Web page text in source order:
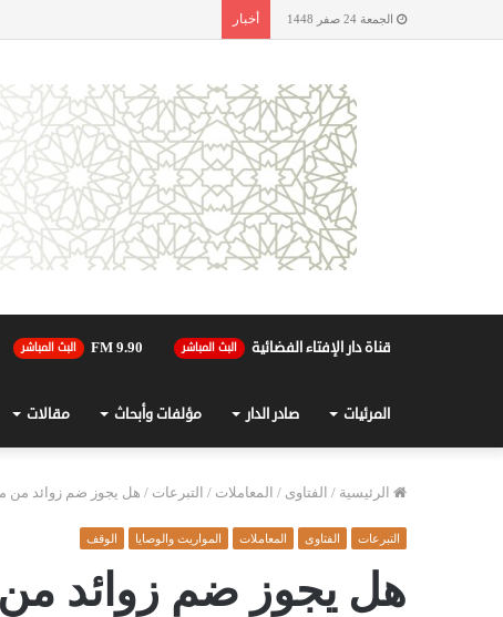
الجمعة 24 صفر 1448 أخبار
قناة دار الإفتاء الفضائية البث المباشر 90.FM 9 البث المباشر
المرئيات صادر الدار مؤلفات وأبحاث مقالات
الرئيسية / الفتاوى / المعاملات / التبرعات / هل يجوز ضم زوائد من
التبرعات الفتاوى المعاملات المواريث والوصايا الوقف
هل يجوز ضم زوائد